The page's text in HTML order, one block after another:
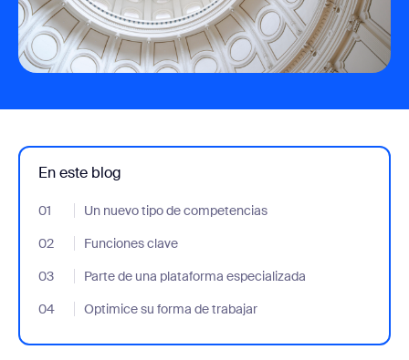
En este blog
01 Un nuevo tipo de competencias
- Jumplink to Un nuevo tipo de competencias
02
Funciones clave
- Jumplink to Funciones clave
03
Parte de una plataforma especializada
- Jumplink to Parte de una plataforma especializada
04
Optimice su forma de trabajar
- Jumplink to Optimice su forma de trabajar